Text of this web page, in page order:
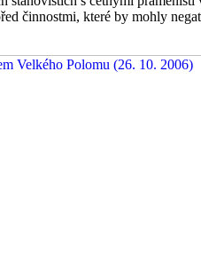
činnostmi, které by mohly